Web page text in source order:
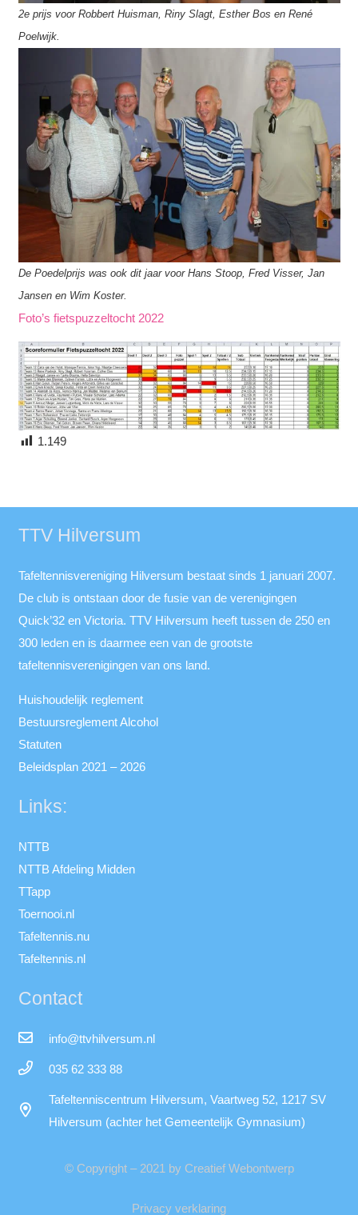
2e prijs voor Robbert Huisman, Riny Slagt, Esther Bos en René
Poelwijk.
De Poedelprijs was ook dit jaar voor Hans Stoop, Fred Visser, Jan
Jansen en Wim Koster.
Foto’s fietspuzzeltocht 2022
1.149
TTV Hilversum
Tafeltennisvereniging Hilversum bestaat sinds 1 januari 2007.
De club is ontstaan door de fusie van de verenigingen
Quick’32 en Victoria. TTV Hilversum heeft tussen de 250 en
300 leden en is daarmee een van de grootste
tafeltennisverenigingen van ons land.
Huishoudelijk reglement
Bestuursreglement Alcohol
Statuten
Beleidsplan 2021 – 2026
Links:
NTTB
NTTB Afdeling Midden
TTapp
Toernooi.nl
Tafeltennis.nu
Tafeltennis.nl
Contact
info@ttvhilversum.nl
035 62 333 88
Tafeltenniscentrum Hilversum, Vaartweg 52, 1217 SV
Hilversum (achter het Gemeentelijk Gymnasium)
© Copyright – 2021 by Creatief Webontwerp
Privacy verklaring